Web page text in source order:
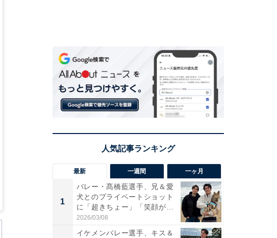
最新 一週間 一ヶ月
1
バレー・髙橋藍選手、兄＆愛
犬とのプライベートショット
に「超きちょー」「笑顔が見
れ...
2026/03/08
イケメンバレー選手、キス＆